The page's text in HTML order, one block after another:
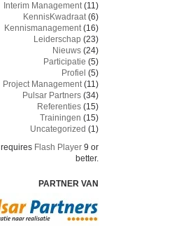
Interim Management(11)
KennisKwadraat(6)
Kennismanagement(16)
Leiderschap (23)
Nieuws (24)
Participatie (5)
Profiel (5)
Project Management(11)
Pulsar Partners (34)
Referenties (15)
Trainingen (15)
Uncategorized (1)
requires Flash Player 9 or
better.
PARTNER VAN